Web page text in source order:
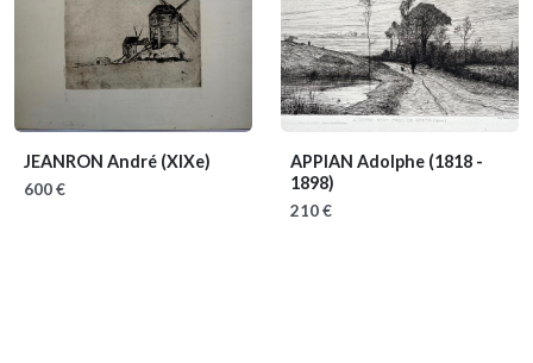
JEANRON André (XIXe)
600 €
APPIAN Adolphe (1818 -
1898)
210 €